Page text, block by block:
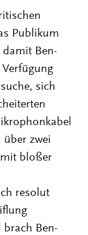
Publikum
Ben-
sich
über zwei
mit bloßer
resolut
brach Ben-